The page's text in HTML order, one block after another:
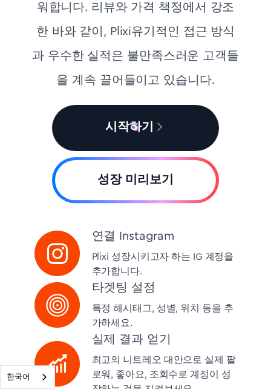
워합니다. 리뷰와 가격 책정에서 강조
한 바와 같이, Plixi유기적인 접근 방식
과 우수한 실적은 불만족스러운 고객들
을 계속 끌어들이고 있습니다.
시작하기
성장 미리보기
연결 Instagram
Plixi 성장시키고자 하는 IG 계정을
추가합니다.
타겟팅 설정
특정 해시태그, 성별, 위치 등을 추
가하세요.
실제 결과 얻기
최고의 니트레오 대안으로 실제 팔
로워, 좋아요, 조회수로 계정이 성
한국어